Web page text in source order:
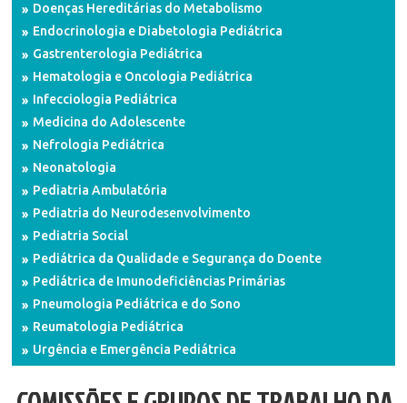
Doenças Hereditárias do Metabolismo
Endocrinologia e Diabetologia Pediátrica
Gastrenterologia Pediátrica
Hematologia e Oncologia Pediátrica
Infecciologia Pediátrica
Medicina do Adolescente
Nefrologia Pediátrica
Neonatologia
Pediatria Ambulatória
Pediatria do Neurodesenvolvimento
Pediatria Social
Pediátrica da Qualidade e Segurança do Doente
Pediátrica de Imunodeficiências Primárias
Pneumologia Pediátrica e do Sono
Reumatologia Pediátrica
Urgência e Emergência Pediátrica